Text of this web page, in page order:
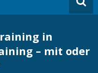
L
G
in
– mit oder